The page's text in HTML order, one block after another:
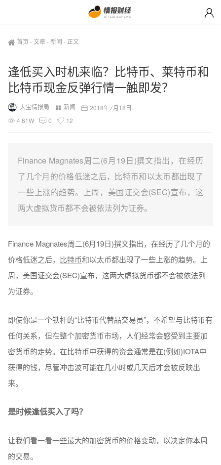
首页 -文章-新闻 - 正文
逢低买入时机来临？比特币、莱特币和
比特币现金反弹行情一触即发？
大宝情报局 新闻
2018年7月18日
4.61W
0 12
Finance Magnates周二(6月19日)撰文指出，在经历
了几个月的价格低迷之后，比特币和以太币都出现了
一些上涨的趋势。上周，美国证交会(SEC)宣布，这
两大虚拟货币都不会被依法列为证券。
Finance Magnates周二(6月19日)撰文指出，在经历了几个月的
价格低迷之后， 比特币和以太币都出现了一些上涨的趋势。上
周，美国证交会(SEC)宣布，这两大虚拟货币都不会被依法列
为证券。
即使你是一个铁杆的“比特币代替品交易员”，不希望与比特币有
任何关系，但在整个加密货币市场，人们经常会感受到主要加
密货币的走势。在比特币中获得的资金通常是在(例如)IOTA中
获得的钱，尽管冲击波可能在几小时或几天后才会被反映出
来。
是时候逢低买入了吗？
让我们看一看一些最大的加密货币的价格变动，以决定你本周
的交易。